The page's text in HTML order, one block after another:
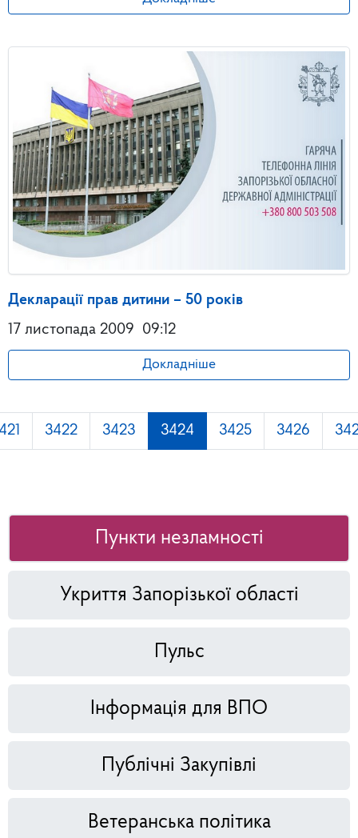
Декларації прав дитини – 50 років
17 листопада 2009 09:12
Докладніше
3422 3423 3424 3425 3426
Пункти незламності
Укриття Запорізької області
Пульс
Інформація для ВПО
Публічні Закупівлі
Ветеранська політика